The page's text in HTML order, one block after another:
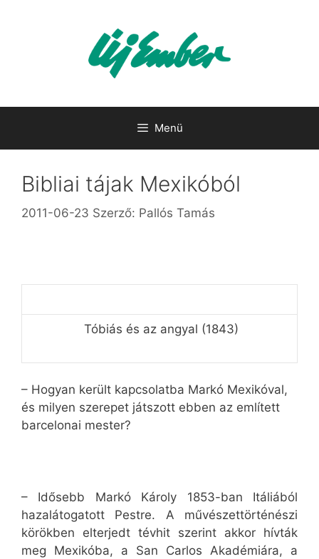
Menü
Bibliai tájak Mexikóból
2011-06-23 Szerző: Pallós Tamás
Tóbiás és az angyal (1843)
– Hogyan került kapcsolatba Markó Mexikóval,
és milyen szerepet játszott ebben az említett
barcelonai mester?
– Idősebb Markó Károly 1853-ban Itáliából
hazalátogatott Pestre. A művészettörténészi
körökben elterjedt tévhit szerint akkor hívták
meg Mexikóba, a San Carlos Akadémiára, a